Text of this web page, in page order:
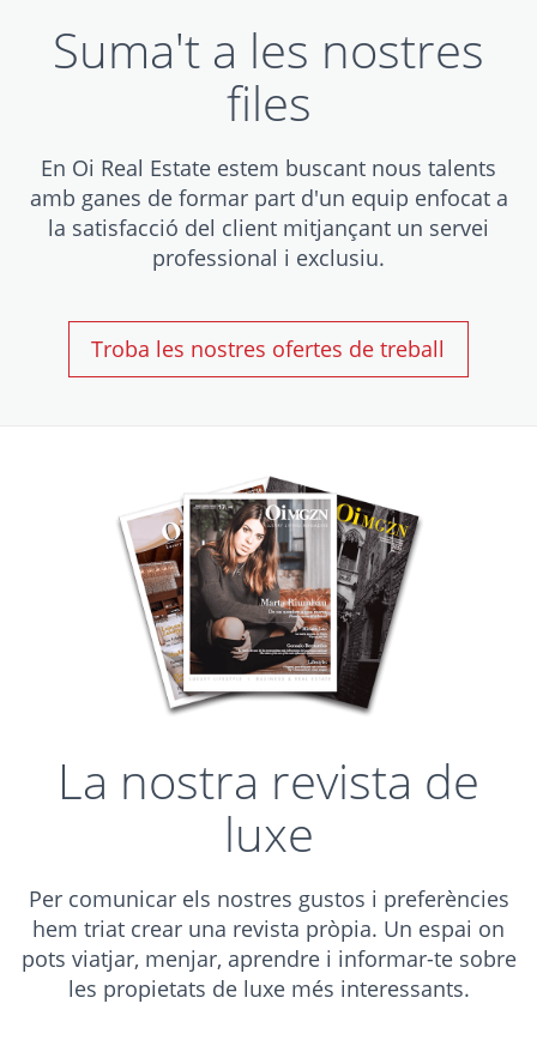
Suma't a les nostres
files
En Oi Real Estate estem buscant nous talents
amb ganes de formar part d'un equip enfocat a
la satisfacció del client mitjançant un servei
professional i exclusiu.
Troba les nostres ofertes de treball
La nostra revista de
luxe
Per comunicar els nostres gustos i preferències
hem triat crear una revista pròpia. Un espai on
pots viatjar, menjar, aprendre i informar-te sobre
les propietats de luxe més interessants.